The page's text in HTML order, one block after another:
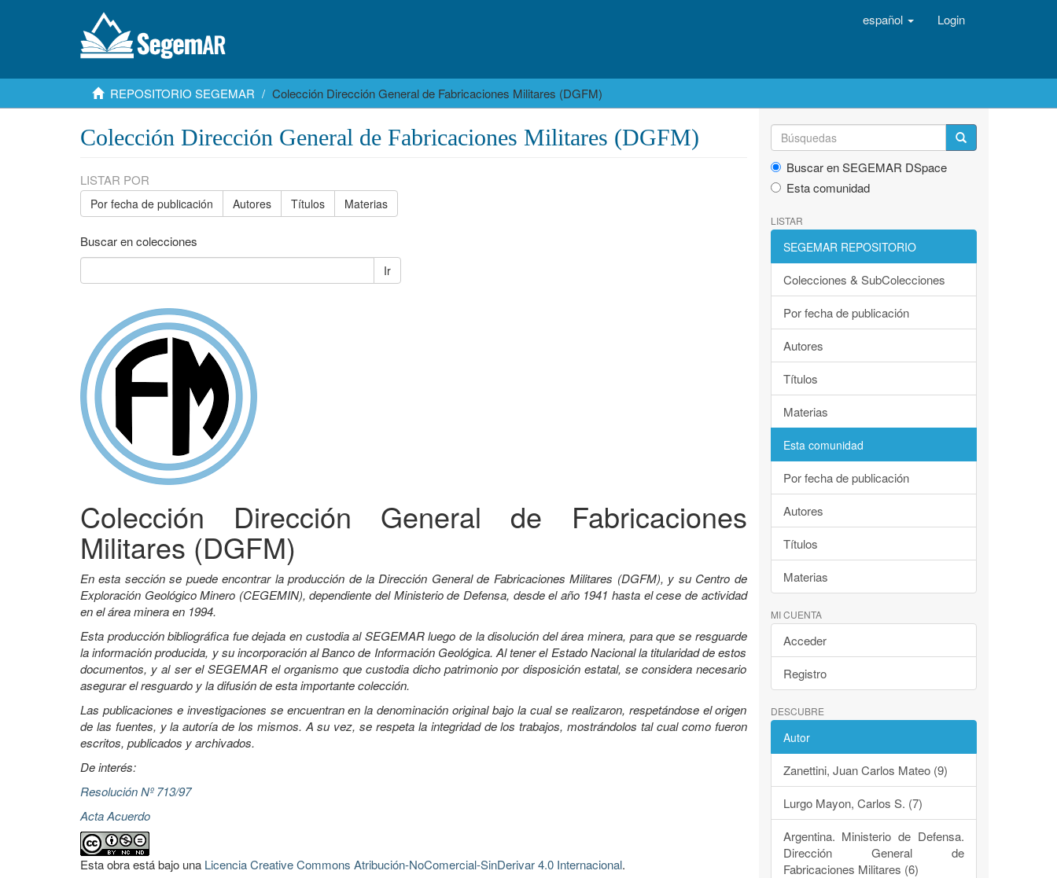
español Login
REPOSITORIO SEGEMAR Colección Dirección General de Fabricaciones Militares (DGFM)
Colección Dirección General de Fabricaciones Militares (DGFM)
LISTAR POR
Por fecha de publicación Autores Títulos Materias
Buscar en colecciones
Ir
Colección Dirección General de Fabricaciones
Militares (DGFM)
En esta sección se puede encontrar la producción de la Dirección General de Fabricaciones Militares (DGFM), y su Centro de
Exploración Geológico Minero (CEGEMIN), dependiente del Ministerio de Defensa, desde el año 1941 hasta el cese de actividad
en el área minera en 1994.
Esta producción bibliográfica fue dejada en custodia al SEGEMAR luego de la disolución del área minera, para que se resguarde
la información producida, y su incorporación al Banco de Información Geológica. Al tener el Estado Nacional la titularidad de estos
documentos, y al ser el SEGEMAR el organismo que custodia dicho patrimonio por disposición estatal, se considera necesario
asegurar el resguardo y la difusión de esta importante colección.
Las publicaciones e investigaciones se encuentran en la denominación original bajo la cual se realizaron, respetándose el origen
de las fuentes, y la autoría de los mismos. A su vez, se respeta la integridad de los trabajos, mostrándolos tal cual como fueron
escritos, publicados y archivados.
De interés:
Resolución Nº 713/97
Acta Acuerdo
Esta obra está bajo una Licencia Creative Commons Atribución-NoComercial-SinDerivar 4.0 Internacional.
Buscar en SEGEMAR DSpace
Esta comunidad
LISTAR
SEGEMAR REPOSITORIO
Colecciones & SubColecciones
Por fecha de publicación
Autores
Títulos
Materias
Esta comunidad
Por fecha de publicación
Autores
Títulos
Materias
MI CUENTA
Acceder
Registro
DESCUBRE
Autor
Zanettini, Juan Carlos Mateo (9)
Lurgo Mayon, Carlos S. (7)
Argentina. Ministerio de Defensa.
Dirección General de
Fabricaciones Militares (6)